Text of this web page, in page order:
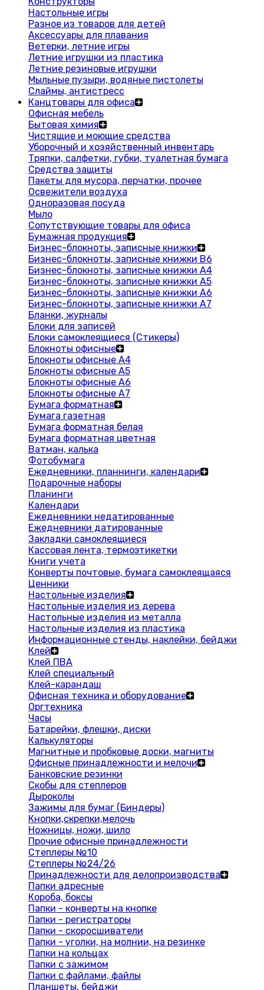
Настольные игры
Разное из товаров для детей
Аксессуары для плавания
Ветерки, летние игры
Летние игрушки из пластика
Летние резиновые игрушки
Мыльные пузыри, водяные пистолеты
Слаймы, антистресс
Канцтовары для офиса
Офисная мебель
Бытовая химия
Чистящие и моющие средства
Уборочный и хозяйственный инвентарь
Тряпки, салфетки, губки, туалетная бумага
Средства защиты
Пакеты для мусора, перчатки, прочее
Освежители воздуха
Одноразовая посуда
Мыло
Сопутствующие товары для офиса
Бумажная продукция
Бизнес-блокноты, записные книжки
Бизнес-блокноты, записные книжки В6
Бизнес-блокноты, записные книжки A4
Бизнес-блокноты, записные книжки А5
Бизнес-блокноты, записные книжки А6
Бизнес-блокноты, записные книжки А7
Бланки, журналы
Блоки для записей
Блоки самоклеящиеся (Стикеры)
Блокноты офисные
Блокноты офисные A4
Блокноты офисные A5
Блокноты офисные A6
Блокноты офисные A7
Бумага форматная
Бумага газетная
Бумага форматная белая
Бумага форматная цветная
Ватман, калька
Фотобумага
Ежедневники, планнинги, календари
Подарочные наборы
Планинги
Календари
Ежедневники недатированные
Ежедневники датированные
Закладки самоклеящиеся
Кассовая лента, термоэтикетки
Книги учета
Конверты почтовые, бумага самоклеящаяся
Ценники
Настольные изделия
Настольные изделия из дерева
Настольные изделия из металла
Настольные изделия из пластика
Информационные стенды, наклейки, бейджи
Клей
Клей ПВА
Клей специальный
Клей-карандаш
Офисная техника и оборудование
Оргтехника
Часы
Батарейки, флешки, диски
Калькуляторы
Магнитные и пробковые доски, магниты
Офисные принадлежности и мелочи
Банковские резинки
Скобы для степлеров
Дыроколы
Зажимы для бумаг (Биндеры)
Кнопки,скрепки,мелочь
Ножницы, ножи, шило
Прочие офисные принадлежности
Степлеры №10
Степлеры №24/26
Принадлежности для делопроизводства
Папки адресные
Короба, боксы
Папки - конверты на кнопке
Папки - регистраторы
Папки - скоросшиватели
Папки - уголки, на молнии, на резинке
Папки на кольцах
Папки с зажимом
Папки с файлами, файлы
Планшеты, бейджи